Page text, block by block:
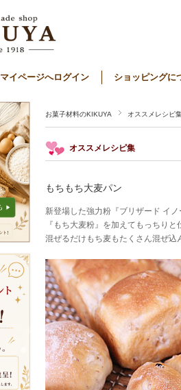
マイページへログイン ショッピングに
お菓子材料のKIKUYA オススメレシピ
オススメレシピ集
もちもち大麦パン
新登場した強力粉『ブリザード イ
『もち大麦粉』を加えてもっちり
混ぜるだけもち麦もたくさん混ぜ